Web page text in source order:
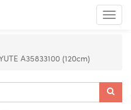
Menú
de
A35833100 (120cm)